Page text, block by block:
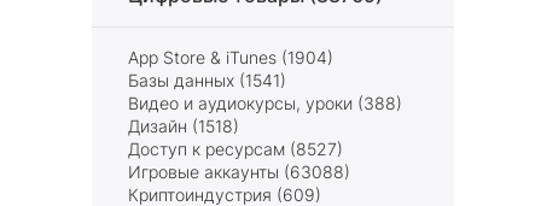
App Store & iTunes (1904)
Базы данных (1541)
Видео и аудиокурсы, уроки (388)
Дизайн (1518)
Доступ к ресурсам (8527)
Игровые аккаунты (63088)
Криптоиндустрия (609)